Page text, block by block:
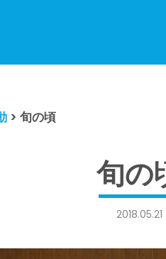
> 旬の頃
旬の
2018.05.21